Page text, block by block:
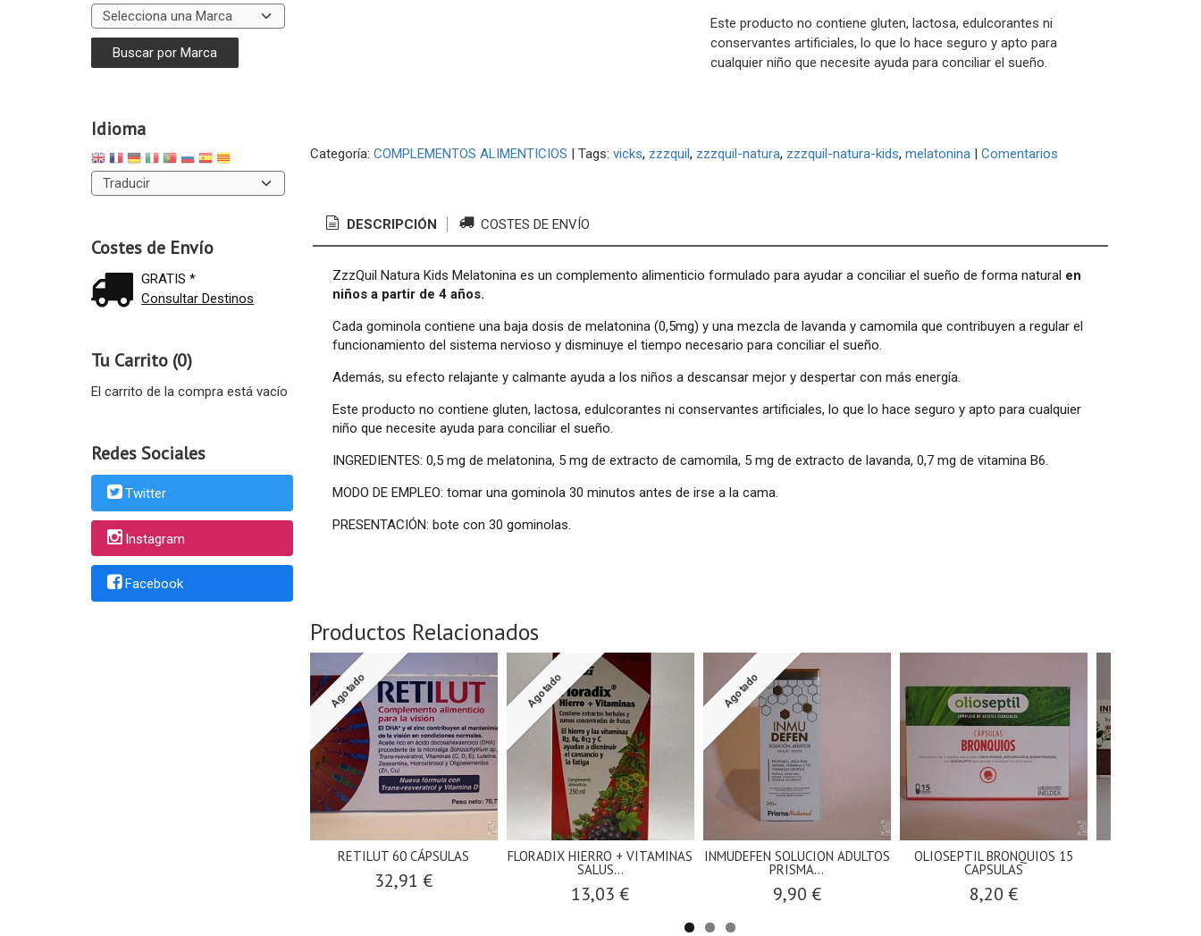
Idioma
Costes de Envío
GRATIS *
Consultar Destinos
Tu Carrito (0)
El carrito de la compra está vacío
Redes Sociales
Twitter
Instagram
Facebook
Este producto no contiene gluten, lactosa, edulcorantes ni
conservantes artificiales, lo que lo hace seguro y apto para
cualquier niño que necesite ayuda para conciliar el sueño.
Categoría: COMPLEMENTOS ALIMENTICIOS | Tags: vicks zzzquil zzzquil-natura zzzquil-natura-kids melatonina | Comentarios
DESCRIPCIÓN COSTES DE ENVÍO
ZzzQuil Natura Kids Melatonina es un complemento alimenticio formulado para ayudar a conciliar el sueño de forma natural en
niños a partir de 4 años.
Cada gominola contiene una baja dosis de melatonina (0,5mg) y una mezcla de lavanda y camomila que contribuyen a regular el
funcionamiento del sistema nervioso y disminuye el tiempo necesario para conciliar el sueño.
Además, su efecto relajante y calmante ayuda a los niños a descansar mejor y despertar con más energía.
Este producto no contiene gluten, lactosa, edulcorantes ni conservantes artificiales, lo que lo hace seguro y apto para cualquier
niño que necesite ayuda para conciliar el sueño.
INGREDIENTES: 0,5 mg de melatonina, 5 mg de extracto de camomila, 5 mg de extracto de lavanda, 0,7 mg de vitamina B6.
MODO DE EMPLEO: tomar una gominola 30 minutos antes de irse a la cama.
PRESENTACIÓN: bote con 30 gominolas.
Productos Relacionados
Agotado
RETILUT 60 CÁPSULAS
32,91 €
Agotado
FLORADIX HIERRO + VITAMINAS
SALUS...
13,03 €
Agotado
INMUDEFEN SOLUCION ADULTOS
PRISMA...
9,90 €
OLIOSEPTIL BRONQUIOS 15
CAPSULAS
8,20 €